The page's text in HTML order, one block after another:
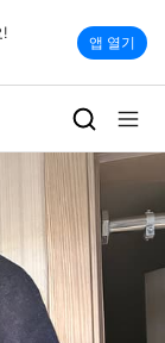
!
앱 열기